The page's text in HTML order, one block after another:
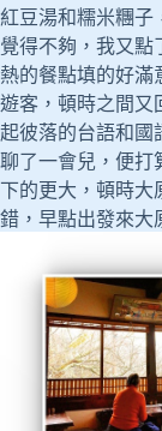
紅豆湯和糯米糰子
覺得不夠，我又點
熱的餐點填的好滿
遊客，頓時之間又
起彼落的台語和國
聊了一會兒，便打
下的更大，頓時大
錯，早點出發來大